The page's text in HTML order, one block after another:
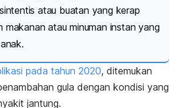
atau buatan yang kerap
makanan atau minuman instan yang
pada tahun 2020, ditemukan
gula dengan kondisi yang
jantung.